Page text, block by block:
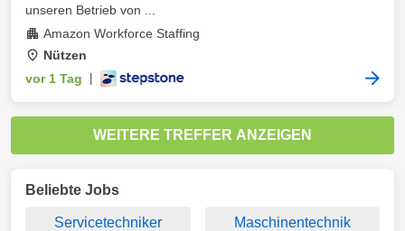
unseren Betrieb von ...
Amazon Workforce Staffing
Nützen
vor 1 Tag
WEITERE TREFFER ANZEIGEN
Beliebte Jobs
Servicetechniker Maschinentechnik